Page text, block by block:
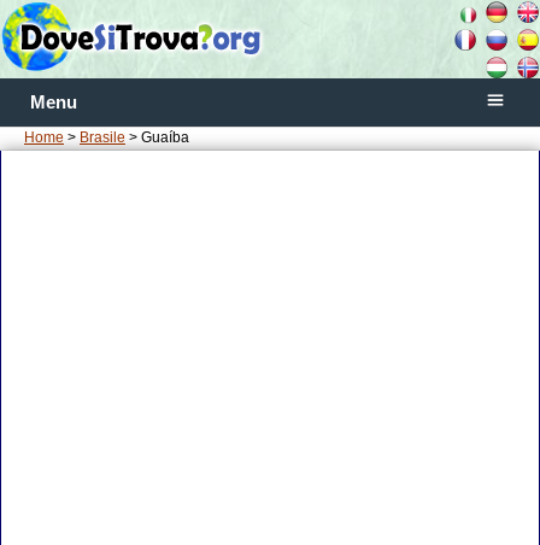
Menu
Home > Brasile > Guaíba